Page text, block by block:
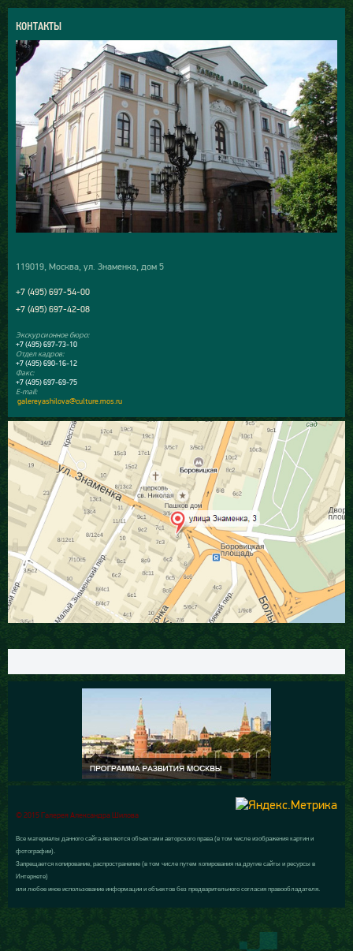
КОНТАКТЫ
119019, Москва, ул. Знаменка, дом 5
+7 (495) 697-54-00
+7 (495) 697-42-08
Экскурсионное бюро:
+7 (495) 697-73-10
Отдел кадров:
+7 (495) 690-16-12
Факс:
+7 (495) 697-69-75
E-mail:
galereyashilova@culture.mos.ru
© 2015 Галерея Александра Шилова
Все материалы данного сайта являются объектами авторского права (в том числе изображения картин и
фотографии).
Запрещается копирование, распространение (в том числе путем копирования на другие сайты и ресурсы в
Интернете)
или любое иное использование информации и объектов без предварительного согласия правообладателя.